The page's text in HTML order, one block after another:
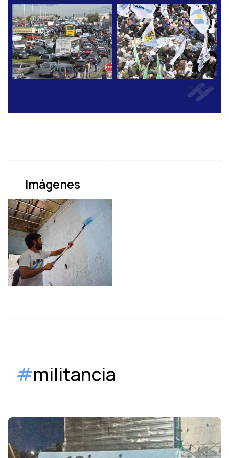
Imágenes
#militancia